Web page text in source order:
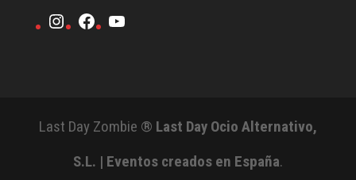
Instagram
Facebook
YouTube
Last Day Zombie ® Last Day Ocio Alternativo,
S.L. | Eventos creados en España.